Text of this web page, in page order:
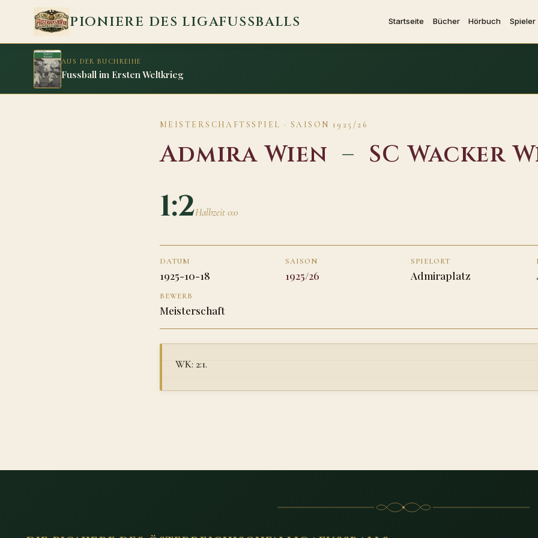
Zum Inhalt springen
PIONIERE DES LIGAFUSSBALLS Startseite Bücher Hörbuch Spieler
AUS DER BUCHREIHE
Fussball im Ersten Weltkrieg
MEISTERSCHAFTSSPIEL · SAISON 1925/26
Admira Wien – SC Wacker
1:2Halbzeit 0:0
DATUM
1925-10-18
SAISON
1925/26
SPIELORT
Admiraplatz
BEWERB
Meisterschaft
WK: 2:1.